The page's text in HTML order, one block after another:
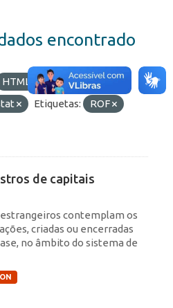
encontrado
HTML
API
Etiquetas: ROF
de capitais
contemplam os
criadas ou encerradas
no âmbito do sistema de